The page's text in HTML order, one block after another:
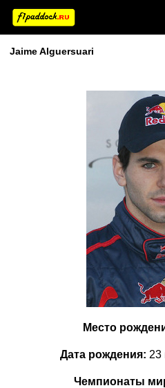
Jaime Alguersuari
Место
Дата рождения: 23
Чемпионаты